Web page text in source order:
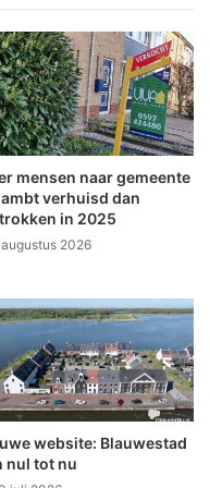
mensen naar gemeente
verhuisd dan
in 2025
2026
website: Blauwestad
nul tot nu